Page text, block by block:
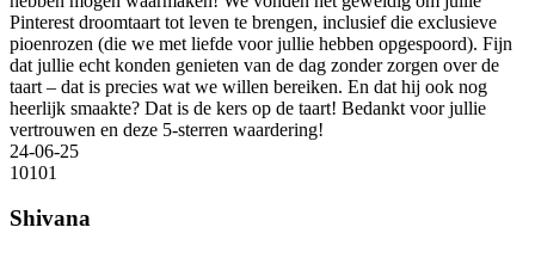
Pinterest droomtaart tot leven te brengen, inclusief die exclusieve
pioenrozen (die we met liefde voor jullie hebben opgespoord). Fijn
dat jullie echt konden genieten van de dag zonder zorgen over de
taart – dat is precies wat we willen bereiken. En dat hij ook nog
heerlijk smaakte? Dat is de kers op de taart! Bedankt voor jullie
vertrouwen en deze 5-sterren waardering!
24-06-25
10101
Shivana